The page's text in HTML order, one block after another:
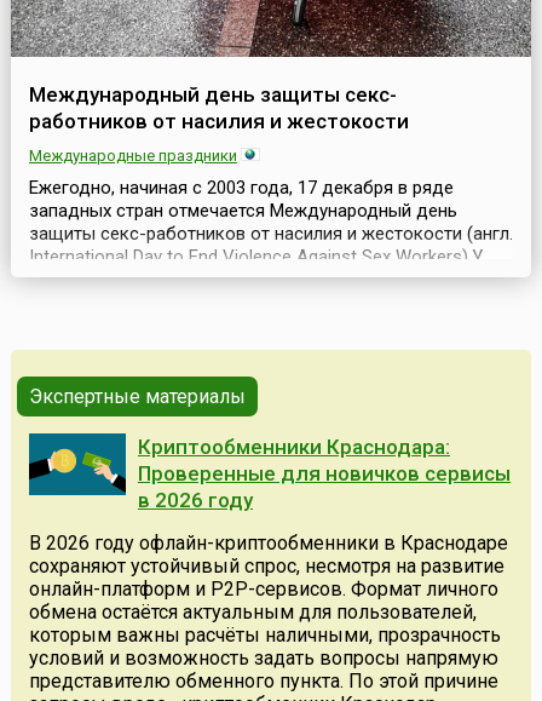
Международный день защиты секс-
работников от насилия и жестокости
Международные праздники
Ежегодно, начиная с 2003 года, 17 декабря в ряде
западных стран отмечается Международный день
защиты секс-работников от насилия и жестокости (англ.
International Day to End Violence Against Sex Workers).У
этой даты, призванной обратить внимание общества на
сексуальных услуг, есть своя традиция, получивша...
Экспертные материалы
Криптообменники Краснодара:
Проверенные для новичков сервисы
в 2026 году
В 2026 году офлайн-криптообменники в Краснодаре
сохраняют устойчивый спрос, несмотря на развитие
онлайн-платформ и P2P-сервисов. Формат личного
обмена остаётся актуальным для пользователей,
которым важны расчёты наличными, прозрачность
условий и возможность задать вопросы напрямую
представителю обменного пункта. По этой причине